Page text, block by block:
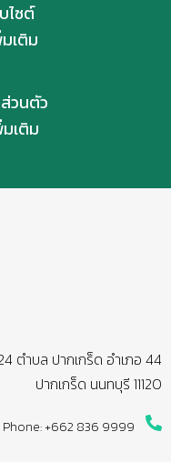
ไซต์
เติม
วนตัว
เติม
ตำบล ปากเกร็ด อำเภอ
ปากเกร็ด นนทบุรี 11120